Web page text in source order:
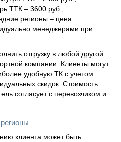
ТТК – 3600 руб.;
регионы – цена
менеджерами при
отгрузку в любой другой
компании. Клиенты могут
удобную ТК с учетом
скидок. Стоимость
согласует с перевозчиком и
клиента может быть